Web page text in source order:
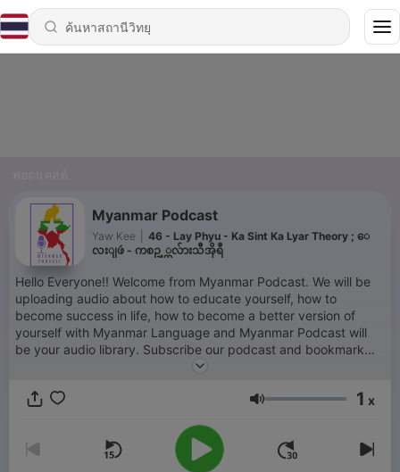
Myanmar Podcast
Yaw Kee
46 - Lay Phyu - Ka Sint Ka Lyar Theory ; ေ
လးျဖဴ - ကစဥ့္ကလ်ားသီအိုရီ
Hello Everyone!! Welcome from Myanmar Podcast. We will be
uploading audio about how to educate yourself, how to
become success in life, how to become a better version of
yourself with Myanmar Language and Myanmar Podcast will
be your audio library. Subscribe our podcast and bookmark
ระดับเสียง 1 x